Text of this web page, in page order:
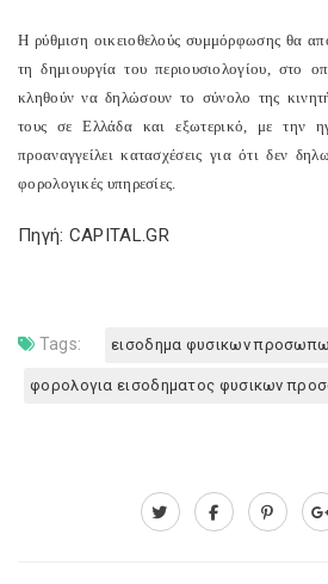
Η ρύθμιση οικειοθελούς συμμόρφωσης θα
τη δημιουργία του περιουσιολογίου, στο
κληθούν να δηλώσουν το σύνολο της
τους σε Ελλάδα και εξωτερικό, με την
προαναγγείλει κατασχέσεις για ότι δεν
φορολογικές υπηρεσίες.
Πηγή: CAPITAL.GR
Tags: εισοδημα φυσικων
φορολογια εισοδηματος φυσικων